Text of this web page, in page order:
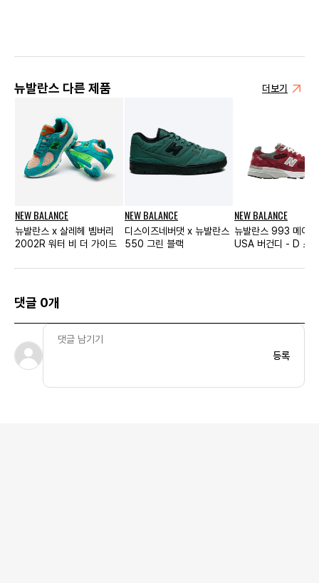
뉴발란스 다른 제품 더보기
NEW BALANCE
뉴발란스 x 살레헤 벰버리
2002R 워터 비 더 가이드
NEW BALANCE
디스이즈네버댓 x 뉴발란스
550 그린 블랙
NEW BALANCE
뉴발란스 993 메이
USA 버건디 - D 스
댓글 0개
등록